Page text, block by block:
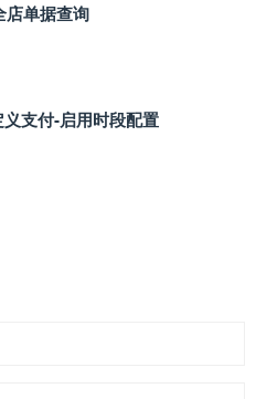
店单据查询
支付‑启用时段配置